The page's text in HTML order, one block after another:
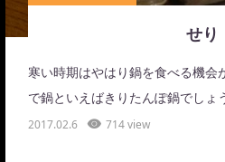
せり
寒い時期はやはり鍋を食べる機会
で鍋といえばきりたんぽ鍋でしょ
2017.02.6 714 view